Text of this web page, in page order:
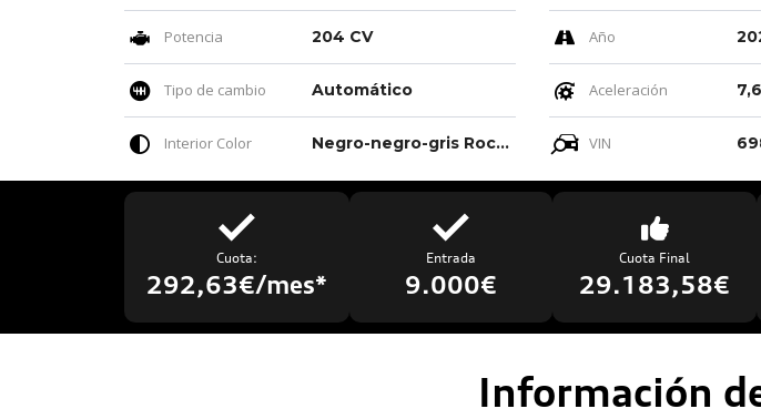
Potencia 204 CV Año
Tipo de cambio Automático Aceleración
Interior Color Negro-negro-gris Roca/negro-negro/ Negro/negro VIN
Cuota:
292,63€/mes*
Entrada
9.000€
Cuota Final
29.183,58€
Información